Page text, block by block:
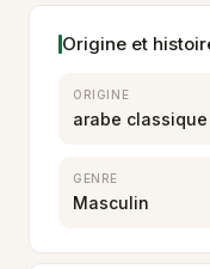
Origine et
ORIGINE
arabe classique
GENRE
Masculin